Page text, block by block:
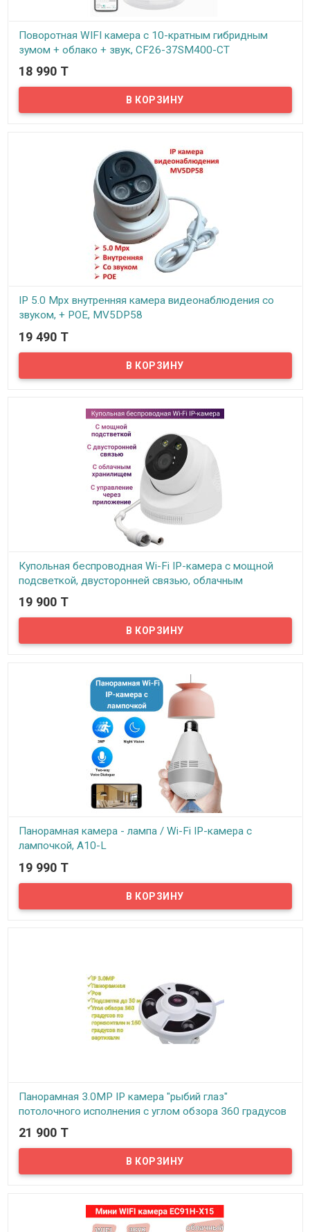
Поворотная WIFI камера с 10-кратным гибридным
зумом + облако + звук, CF26-37SM400-CT
В наличии
Предлагаем беспроводную поворотную WIFI камеру CF26-
37SM400-CT с двумя объективами, с 10-крантым гибридным
оптическим + цифровым зумом, с возможностью подключения
18 990 T
IP 5.0 Mpx внутренняя камера видеонаблюдения со
звуком, + POE, MV5DP58
В наличии
Предлагаем внутренние IP 5.0 Mpx камеры видеонаблюдения от
MackVision. Для создания этих камер использовались
передовые технологии проектирования и сенсор нового
19 490 T
Купольная беспроводная Wi-Fi IP-камера с мощной
подсветкой, двусторонней связью, облачным
хранилищем, модель AJ-54
Предлагаем купольную беспроводную Wi-Fi IP-камеру с мощной
19 900 T
Панорамная камера - лампа / Wi-Fi IP-камера с
лампочкой, A10-L
В наличии
Предлагаем новинку! Камера в виде лампы, которую легко и
просто установить в стандартный цоколь Е27 вместо обычной
лампочки. Она может выполнять как функцию источника
19 990 T
Панорамная 3.0MP IP камера "рыбий глаз"
потолочного исполнения с углом обзора 360 градусов
по горизонтали и 160 градусов по вертикали, IP-
3050POE
горизонтали и 160 градусов по вертикали, IP-3050POE.
21 900 T